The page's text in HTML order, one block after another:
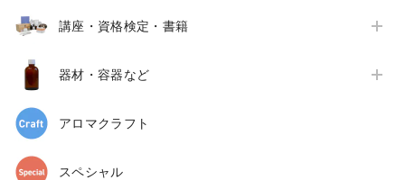
講座・資格検定・書籍
器材・容器など
アロマクラフト
スペシャル